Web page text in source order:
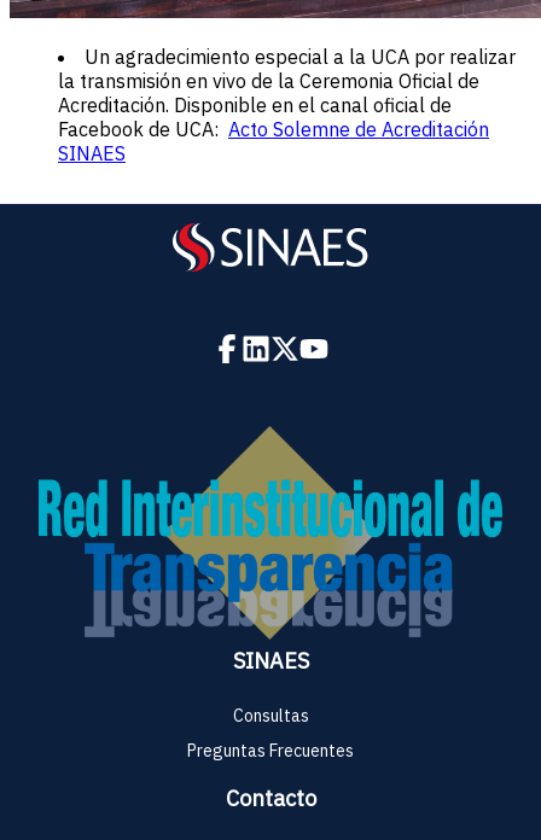
Un agradecimiento especial a la UCA por realizar
la transmisión en vivo de la Ceremonia Oficial de
Acreditación. Disponible en el canal oficial de
Facebook de UCA: Acto Solemne de Acreditación
SINAES
SINAES
Consultas
Preguntas Frecuentes
Contacto